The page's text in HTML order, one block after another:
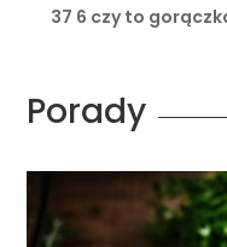
37 6 czy to
Porady